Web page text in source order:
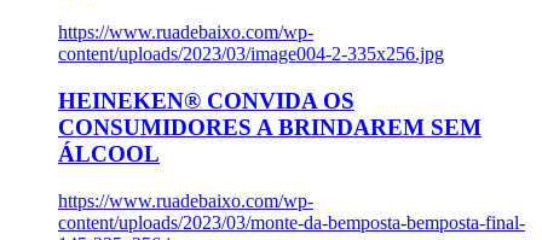
https://www.ruadebaixo.com/wp-
content/uploads/2023/03/image004-2-335x256.jpg
HEINEKEN® CONVIDA OS
CONSUMIDORES A BRINDAREM SEM
ÁLCOOL
https://www.ruadebaixo.com/wp-
content/uploads/2023/03/monte-da-bemposta-bemposta-final-